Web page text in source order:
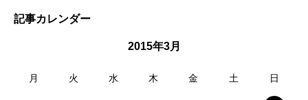
記事カレンダー
2015年3月
月 火 水 木 金 土 日